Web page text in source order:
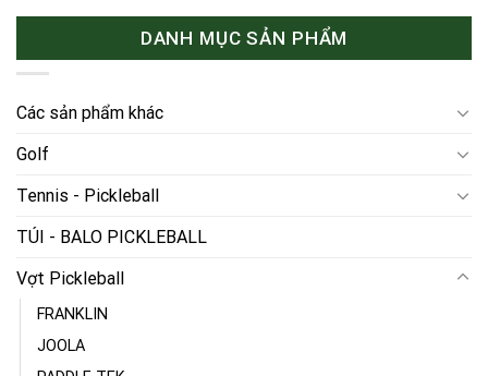
DANH MỤC SẢN PHẨM
Các sản phẩm khác
Golf
Tennis - Pickleball
TÚI - BALO PICKLEBALL
Vợt Pickleball
FRANKLIN
JOOLA